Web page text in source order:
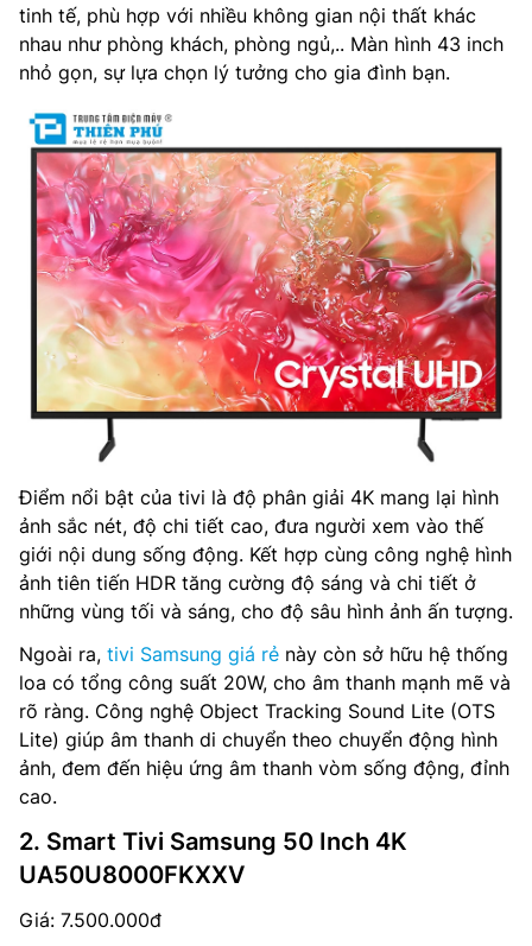
tinh tế, phù hợp với nhiều không gian nội thất khác
nhau như phòng khách, phòng ngủ,.. Màn hình 43 inch
nhỏ gọn, sự lựa chọn lý tưởng cho gia đình bạn.
Điểm nổi bật của tivi là độ phân giải 4K mang lại hình
ảnh sắc nét, độ chi tiết cao, đưa người xem vào thế
giới nội dung sống động. Kết hợp cùng công nghệ hình
ảnh tiên tiến HDR tăng cường độ sáng và chi tiết ở
những vùng tối và sáng, cho độ sâu hình ảnh ấn tượng.
Ngoài ra, tivi Samsung giá rẻ này còn sở hữu hệ thống
loa có tổng công suất 20W, cho âm thanh mạnh mẽ và
rõ ràng. Công nghệ Object Tracking Sound Lite (OTS
Lite) giúp âm thanh di chuyển theo chuyển động hình
ảnh, đem đến hiệu ứng âm thanh vòm sống động, đỉnh
cao.
2. Smart Tivi Samsung 50 Inch 4K
UA50U8000FKXXV
Giá: 7.500.000đ